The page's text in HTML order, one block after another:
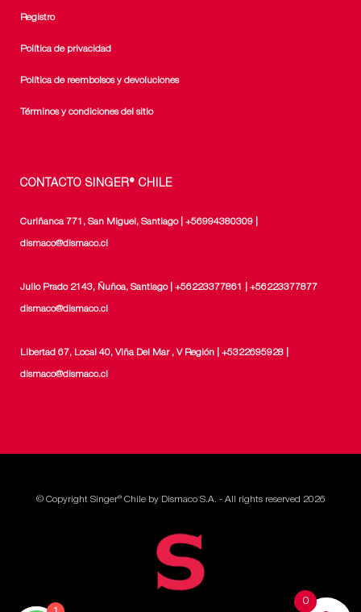
Registro
Política de privacidad
Política de reembolsos y devoluciones
Términos y condiciones del sitio
CONTACTO SINGER® CHILE
Curiñanca 771, San Miguel, Santiago | +56994380309 |
dismaco@dismaco.cl
Julio Prado 2143, Ñuñoa, Santiago | +56223377861 | +56223377877
dismaco@dismaco.cl
Libertad 67, Local 40, Viña Del Mar , V Región | +5322695928 |
dismaco@dismaco.cl
© Copyright Singer® Chile by Dismaco S.A. - All rights reserved 2026
0